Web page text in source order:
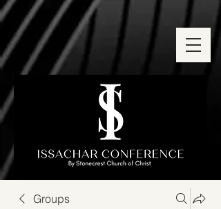
Groups